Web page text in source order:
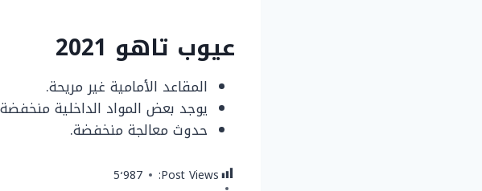
عيوب تاهو 2021
المقاعد الأمامية غير مريحة.
يوجد بعض المواد الداخلية
حدوث معالجة منخفضة.
Post Views: 5٬987